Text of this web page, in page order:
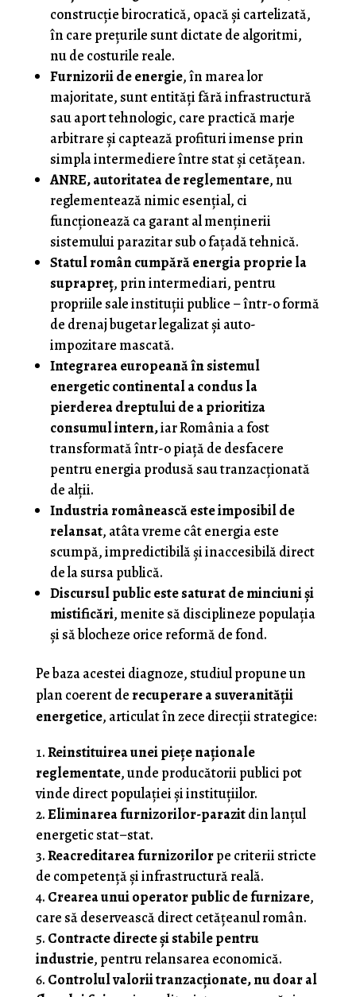
construcție birocratică, opacă și cartelizată,
în care prețurile sunt dictate de algoritmi,
nu de costurile reale.
Furnizorii de energie, în marea lor
majoritate, sunt entități fără infrastructură
sau aport tehnologic, care practică marje
arbitrare și captează profituri imense prin
simpla intermediere între stat și cetățean.
ANRE, autoritatea de reglementare, nu
reglementează nimic esențial, ci
funcționează ca garant al menținerii
sistemului parazitar sub o fațadă tehnică.
Statul român cumpără energia proprie la
suprapreț, prin intermediari, pentru
propriile sale instituții publice – într-o formă
de drenaj bugetar legalizat și auto-
impozitare mascată.
Integrarea europeană în sistemul
energetic continental a condus la
pierderea dreptului de a prioritiza
consumul intern,iar România a fost
transformată într-o piață de desfacere
pentru energia produsă sau tranzacționată
de alții.
Industria românească este imposibil de
relansat, atâta vreme cât energia este
scumpă, impredictibilă și inaccesibilă direct
de la sursa publică.
Discursul public este saturat de minciuni și
mistificări, menite să disciplineze populația
și să blocheze orice reformă de fond.
Pe baza acestei diagnoze, studiul propune un
plan coerent derecuperare a suveranității
energetice, articulat în zece direcții strategice:
Reinstituirea unei piețe naționale
reglementate, unde producătorii publici pot
vinde direct populației și instituțiilor.
Eliminarea furnizorilor-parazitdin lanțul
energetic stat–stat.
Reacreditarea furnizorilorpe criterii stricte
de competență și infrastructură reală.
Crearea unui operator public de furnizare,
care să deservească direct cetățeanul român.
Contracte directe și stabile pentru
industrie, pentru relansarea economică.
Controlul valorii tranzacționate, nu doar al